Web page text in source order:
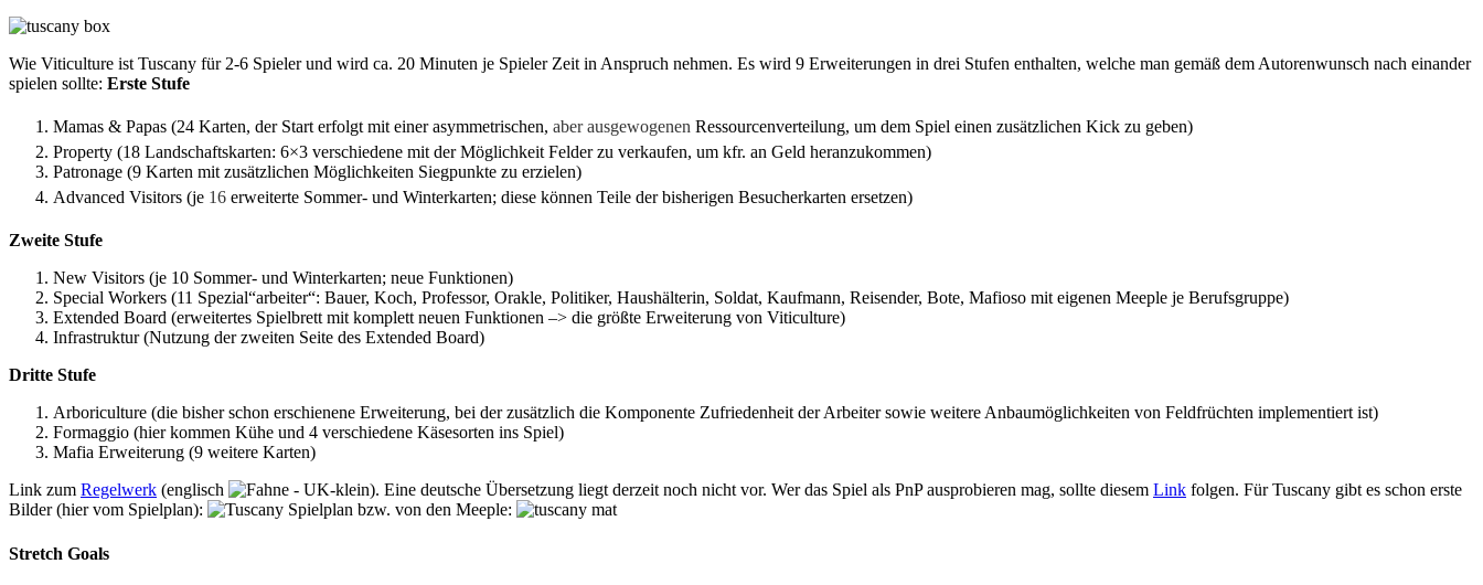
Wie Viticulture ist Tuscany für 2-6 Spieler und wird ca. 20 Minuten je Spieler Zeit in Anspruch nehmen. Es wird 9 Erweiterungen in drei Stufen enthalten, welche man gemäß dem Autorenwunsch nach einander
spielen sollte: Erste Stufe
Mamas & Papas (24 Karten, der Start erfolgt mit einer asymmetrischen, aber ausgewogenen Ressourcenverteilung, um dem Spiel einen zusätzlichen Kick zu geben)
Property (18 Landschaftskarten: 6×3 verschiedene mit der Möglichkeit Felder zu verkaufen, um kfr. an Geld heranzukommen)
Patronage (9 Karten mit zusätzlichen Möglichkeiten Siegpunkte zu erzielen)
Advanced Visitors (je 16 erweiterte Sommer- und Winterkarten; diese können Teile der bisherigen Besucherkarten ersetzen)
Zweite Stufe
New Visitors (je 10 Sommer- und Winterkarten; neue Funktionen)
Special Workers (11 Spezial“arbeiter“: Bauer, Koch, Professor, Orakle, Politiker, Haushälterin, Soldat, Kaufmann, Reisender, Bote, Mafioso mit eigenen Meeple je Berufsgruppe)
Extended Board (erweitertes Spielbrett mit komplett neuen Funktionen –> die größte Erweiterung von Viticulture)
Infrastruktur (Nutzung der zweiten Seite des Extended Board)
Dritte Stufe
Arboriculture (die bisher schon erschienene Erweiterung, bei der zusätzlich die Komponente Zufriedenheit der Arbeiter sowie weitere Anbaumöglichkeiten von Feldfrüchten implementiert ist)
Formaggio (hier kommen Kühe und 4 verschiedene Käsesorten ins Spiel)
Mafia Erweiterung (9 weitere Karten)
Link zum Regelwerk (englisch ). Eine deutsche Übersetzung liegt derzeit noch nicht vor. Wer das Spiel als PnP ausprobieren mag, sollte diesem Link folgen. Für Tuscany gibt es schon erste
Bilder (hier vom Spielplan):
bzw. von den Meeple:
Stretch Goals